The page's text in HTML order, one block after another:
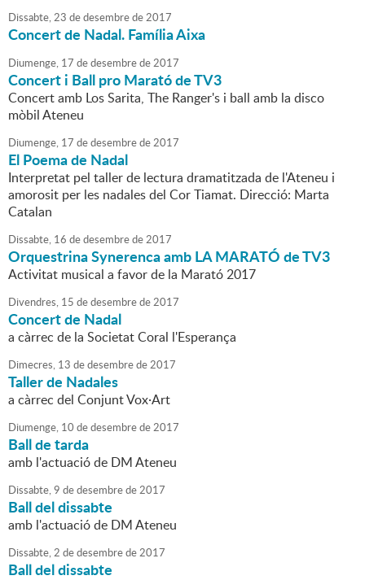
Dissabte,23 dedesembrede2017
Concert de Nadal. Família Aixa
Diumenge, 17 dedesembrede2017
Concert i Ball pro Marató de TV3
Concert amb Los Sarita, The Ranger's i ball amb la disco
mòbil Ateneu
Diumenge, 17 dedesembrede2017
El Poema de Nadal
Interpretat pel taller de lectura dramatitzada de l'Ateneu i
amorosit per les nadales del Cor Tiamat. Direcció: Marta
Catalan
Dissabte, 16 dedesembrede2017
Orquestrina Synerenca amb LA MARATÓ de TV3
Activitat musical a favor de la Marató 2017
Divendres, 15 dedesembrede2017
Concert de Nadal
a càrrec de la Societat Coral l'Esperança
Dimecres, 13 dedesembrede2017
Taller de Nadales
a càrrec del Conjunt Vox·Art
Diumenge, 10 dedesembrede2017
Ball de tarda
amb l'actuació de DM Ateneu
Dissabte,9 dedesembrede2017
Ball del dissabte
amb l'actuació de DM Ateneu
Dissabte,2 dedesembrede2017
Ball del dissabte